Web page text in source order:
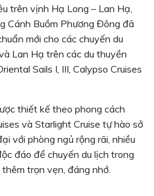
trên vịnh Hạ Long – Lan Hạ,
Cánh Buồm Phương Đông đã
mới cho các chuyến du
Lan Hạ trên các du thuyền
Sails I, III, Calypso Cruises
thiết kế theo phong cách
và Starlight Cruise tự hào sở
với phòng ngủ rộng rãi, nhiều
đáo để chuyến du lịch trong
trọn vẹn, đáng nhớ.